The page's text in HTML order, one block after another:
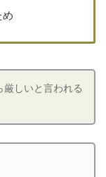
め
しいと言われる